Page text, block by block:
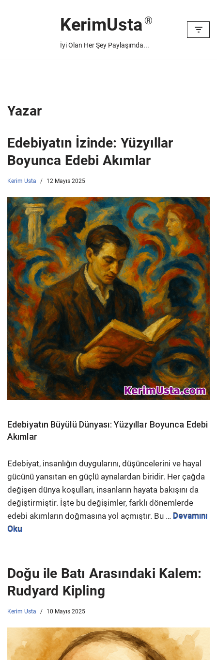
KerimUsta
İyi Olan Her Şey Paylaşımda...
Yazar
Edebiyatın İzinde: Yüzyıllar
Boyunca Edebi Akımlar
Kerim Usta 12 Mayıs 2025
Edebiyatın Büyülü Dünyası: Yüzyıllar Boyunca Edebi
Akımlar
Edebiyat, insanlığın duygularını, düşüncelerini ve hayal
gücünü yansıtan en güçlü aynalardan biridir. Her çağda
değişen dünya koşulları, insanların hayata bakışını da
değiştirmiştir. İşte bu değişimler, farklı dönemlerde
edebi akımların doğmasına yol açmıştır. Bu … Devamını
Oku
Doğu ile Batı Arasındaki Kalem:
Rudyard Kipling
Kerim Usta 10 Mayıs 2025